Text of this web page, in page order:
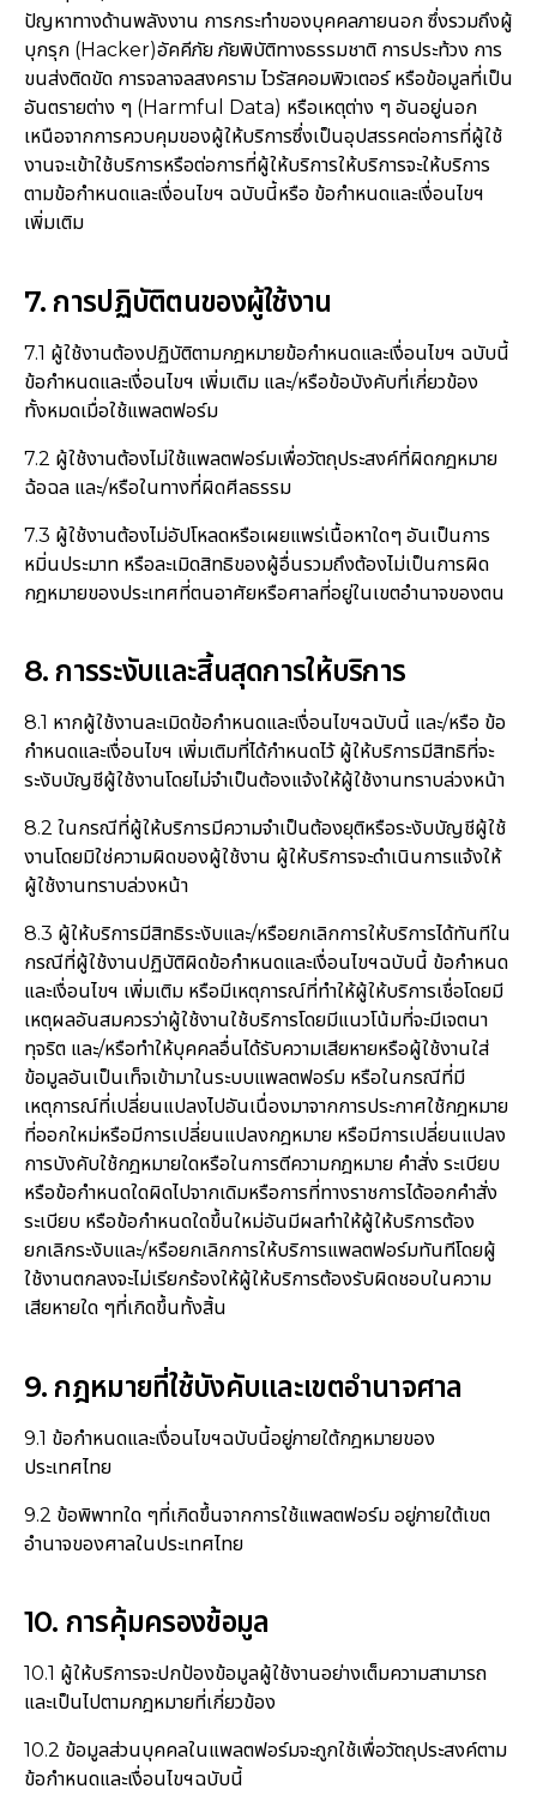
ปัญหาทางด้านพลังงาน การกระทำของบุคคลภายนอก ซึ่งรวมถึงผู้
บุกรุก (Hacker)อัคคีภัย ภัยพิบัติทางธรรมชาติ การประท้วง การ
ขนส่งติดขัด การจลาจลสงคราม ไวรัสคอมพิวเตอร์ หรือข้อมูลที่เป็น
อันตรายต่าง ๆ (Harmful Data) หรือเหตุต่าง ๆ อันอยู่นอก
เหนือจากการควบคุมของผู้ให้บริการซึ่งเป็นอุปสรรคต่อการที่ผู้ใช้
งานจะเข้าใช้บริการหรือต่อการที่ผู้ให้บริการให้บริการจะให้บริการ
ตามข้อกำหนดและเงื่อนไขฯ ฉบับนี้หรือ ข้อกำหนดและเงื่อนไขฯ
เพิ่มเติม
7. การปฏิบัติตนของผู้ใช้งาน
7.1 ผู้ใช้งานต้องปฏิบัติตามกฎหมายข้อกำหนดและเงื่อนไขฯ ฉบับนี้
ข้อกำหนดและเงื่อนไขฯ เพิ่มเติม และ/หรือข้อบังคับที่เกี่ยวข้อง
ทั้งหมดเมื่อใช้แพลตฟอร์ม
7.2 ผู้ใช้งานต้องไม่ใช้แพลตฟอร์มเพื่อวัตถุประสงค์ที่ผิดกฎหมาย
ฉ้อฉล และ/หรือในทางที่ผิดศีลธรรม
7.3 ผู้ใช้งานต้องไม่อัปโหลดหรือเผยแพร่เนื้อหาใดๆ อันเป็นการ
หมิ่นประมาท หรือละเมิดสิทธิของผู้อื่นรวมถึงต้องไม่เป็นการผิด
กฎหมายของประเทศที่ตนอาศัยหรือศาลที่อยู่ในเขตอำนาจของตน
8. การระงับและสิ้นสุดการให้บริการ
8.1 หากผู้ใช้งานละเมิดข้อกำหนดและเงื่อนไขฯฉบับนี้ และ/หรือ ข้อ
กำหนดและเงื่อนไขฯ เพิ่มเติมที่ได้กำหนดไว้ ผู้ให้บริการมีสิทธิที่จะ
ระงับบัญชีผู้ใช้งานโดยไม่จำเป็นต้องแจ้งให้ผู้ใช้งานทราบล่วงหน้า
8.2 ในกรณีที่ผู้ให้บริการมีความจำเป็นต้องยุติหรือระงับบัญชีผู้ใช้
งานโดยมิใช่ความผิดของผู้ใช้งาน ผู้ให้บริการจะดำเนินการแจ้งให้
ผู้ใช้งานทราบล่วงหน้า
8.3 ผู้ให้บริการมีสิทธิระงับและ/หรือยกเลิกการให้บริการได้ทันทีใน
กรณีที่ผู้ใช้งานปฏิบัติผิดข้อกำหนดและเงื่อนไขฯฉบับนี้ ข้อกำหนด
และเงื่อนไขฯ เพิ่มเติม หรือมีเหตุการณ์ที่ทำให้ผู้ให้บริการเชื่อโดยมี
เหตุผลอันสมควรว่าผู้ใช้งานใช้บริการโดยมีแนวโน้มที่จะมีเจตนา
ทุจริต และ/หรือทำให้บุคคลอื่นได้รับความเสียหายหรือผู้ใช้งานใส่
ข้อมูลอันเป็นเท็จเข้ามาในระบบแพลตฟอร์ม หรือในกรณีที่มี
เหตุการณ์ที่เปลี่ยนแปลงไปอันเนื่องมาจากการประกาศใช้กฎหมาย
ที่ออกใหม่หรือมีการเปลี่ยนแปลงกฎหมาย หรือมีการเปลี่ยนแปลง
การบังคับใช้กฎหมายใดหรือในการตีความกฎหมาย คำสั่ง ระเบียบ
หรือข้อกำหนดใดผิดไปจากเดิมหรือการที่ทางราชการได้ออกคำสั่ง
ระเบียบ หรือข้อกำหนดใดขึ้นใหม่อันมีผลทำให้ผู้ให้บริการต้อง
ยกเลิกระงับและ/หรือยกเลิกการให้บริการแพลตฟอร์มทันทีโดยผู้
ใช้งานตกลงจะไม่เรียกร้องให้ผู้ให้บริการต้องรับผิดชอบในความ
เสียหายใด ๆที่เกิดขึ้นทั้งสิ้น
9. กฎหมายที่ใช้บังคับและเขตอำนาจศาล
9.1 ข้อกำหนดและเงื่อนไขฯฉบับนี้อยู่ภายใต้กฎหมายของ
ประเทศไทย
9.2 ข้อพิพาทใด ๆที่เกิดขึ้นจากการใช้แพลตฟอร์ม อยู่ภายใต้เขต
อำนาจของศาลในประเทศไทย
10. การคุ้มครองข้อมูล
10.1 ผู้ให้บริการจะปกป้องข้อมูลผู้ใช้งานอย่างเต็มความสามารถ
และเป็นไปตามกฎหมายที่เกี่ยวข้อง
10.2 ข้อมูลส่วนบุคคลในแพลตฟอร์มจะถูกใช้เพื่อวัตถุประสงค์ตาม
ข้อกำหนดและเงื่อนไขฯฉบับนี้